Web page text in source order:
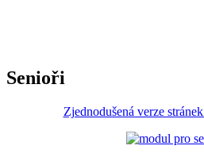
Senioři
Zjednodušená verze